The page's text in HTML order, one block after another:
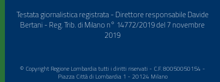
Testata giornalistica registrata - Direttore responsabile Davide
Bertani - Reg. Trib. di Milano n° 14772/2019 del 7 novembre
2019
© Copyright Regione Lombardia tutti i diritti riservati - C.F. 80050050154 -
Piazza Città di Lombardia 1 - 20124 Milano